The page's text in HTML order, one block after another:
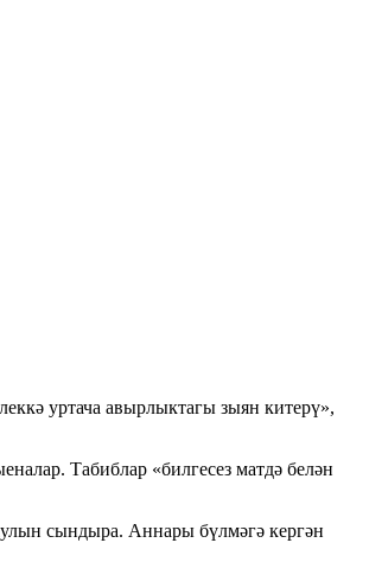
уртача авырлыктагы зыян китерү»,
Табиблар «билгесез матдә белән
сындыра. Аннары бүлмәгә кергән